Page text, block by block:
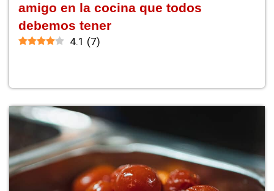
amigo en la cocina que todos
debemos tener
4.1 (7)